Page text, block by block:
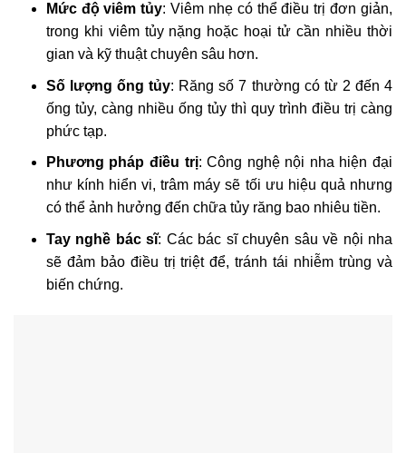
Mức độ viêm tủy: Viêm nhẹ có thể điều trị đơn giản,
trong khi viêm tủy nặng hoặc hoại tử cần nhiều thời
gian và kỹ thuật chuyên sâu hơn.
Số lượng ống tủy: Răng số 7 thường có từ 2 đến 4
ống tủy, càng nhiều ống tủy thì quy trình điều trị càng
phức tạp.
Phương pháp điều trị: Công nghệ nội nha hiện đại
như kính hiển vi, trâm máy sẽ tối ưu hiệu quả nhưng
có thể ảnh hưởng đến chữa tủy răng bao nhiêu tiền.
Tay nghề bác sĩ: Các bác sĩ chuyên sâu về nội nha
sẽ đảm bảo điều trị triệt để, tránh tái nhiễm trùng và
biến chứng.